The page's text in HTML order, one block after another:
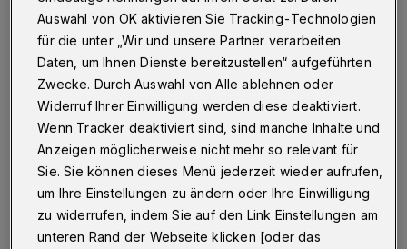
Von Theresa Demski
M anchmal ist es das Wetter, das die
Menschen ohne Obdach in Wuppertal
in das ehemalige Gemeindehaus Ludwigstraße
führt. Dann ist es draußen kalt, nass oder
heiß. Ein anderes Mal ist es ein warmes Essen
oder der Wunsch, gesehen und angesprochen
zu werden. Im Tagesaufenthalt der Diakonie
Auswahl von OK aktivieren Sie Tracking-Technologien
für die unter „Wir und unsere Partner verarbeiten
Daten, um Ihnen Dienste bereitzustellen“ aufgeführten
Zwecke. Durch Auswahl von Alle ablehnen oder
Widerruf Ihrer Einwilligung werden diese deaktiviert.
Wenn Tracker deaktiviert sind, sind manche Inhalte und
Anzeigen möglicherweise nicht mehr so relevant für
Sie. Sie können dieses Menü jederzeit wieder aufrufen,
um Ihre Einstellungen zu ändern oder Ihre Einwilligung
zu widerrufen, indem Sie auf den Link Einstellungen am
unteren Rand der Webseite klicken [oder das